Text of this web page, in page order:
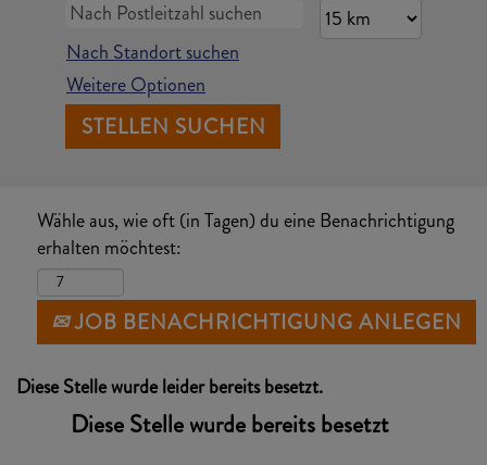
Nach Standort suchen
Weitere Optionen
Wähle aus, wie oft (in Tagen) du eine Benachrichtigung
erhalten möchtest:
JOB BENACHRICHTIGUNG ANLEGEN
Diese Stelle wurde leider bereits besetzt.
Diese Stelle wurde bereits besetzt